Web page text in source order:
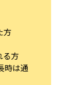
方
る方
時は通